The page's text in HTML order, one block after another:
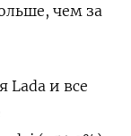
чем за
Lada и все